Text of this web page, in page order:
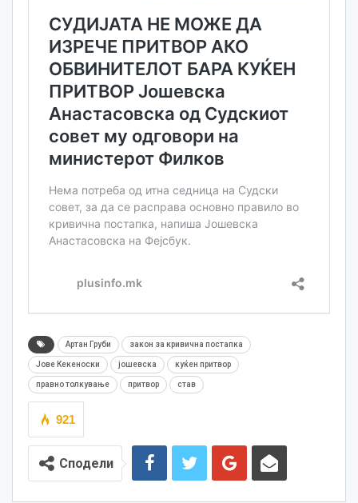
Артан Груби закон за кривична постапка
Јове Кекеноски јошевска куќен притвор
правно толкување притвор став
921
Сподели